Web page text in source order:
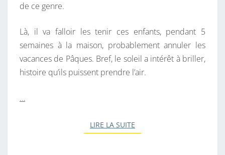
de ce genre.
Là, il va falloir les tenir ces enfants, pendant 5
semaines à la maison, probablement annuler les
vacances de Pâques. Bref, le soleil a intérêt à briller,
histoire qu’ils puissent prendre l’air.
…
LIRE LA SUITE